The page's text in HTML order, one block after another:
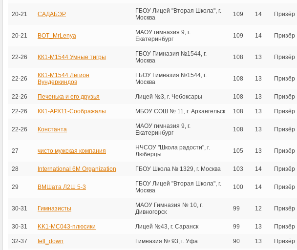
20-21 САДАБЭР
ГБОУ Лицей "Вторая Школа", г.
Москва
109 14 Призёр
20-21 BOT_MrLenya
МАОУ гимназия 9, г.
Екатеринбург
109 14 Призёр
22-26 КК1-М1544 Умные тигры
ГБОУ Гимназия №1544, г.
Москва
108 13 Призёр
22-26
КК1-М1544 Легион
Вундеркиндов
ГБОУ Гимназия №1544, г.
Москва
108 13 Призёр
22-26 Печенька и его друзья Лицей №3, г. Чебоксары 108 13 Призёр
22-26 КК1-АРХ11-Соображалы МБОУ СОШ № 11, г. Архангельск 108 13 Призёр
22-26 Константа
МАОУ гимназия 9, г.
Екатеринбург
108 13 Призёр
27 чисто мужская компания
НЧСОУ "Школа радости", г.
Люберцы
105 13 Призёр
28 International 6M Organization ГБОУ Школа № 1329, г. Москва 103 14 Призёр
29 ВМШата Л2Ш 5-3
ГБОУ Лицей "Вторая Школа", г.
Москва
100 14 Призёр
30-31 Гимназисты
МАОУ Гимназия № 10, г.
Дивногорск
99 12 Призёр
30-31 KK1-MC043-плюсики Лицей №43, г. Саранск 99 13 Призёр
32-37 fell_down Гимназия № 93, г. Уфа 90 13 Призёр